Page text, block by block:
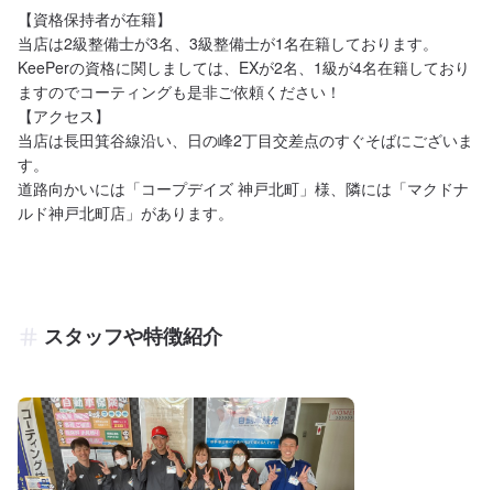
【資格保持者が在籍】
当店は2級整備士が3名、3級整備士が1名在籍しております。
KeePerの資格に関しましては、EXが2名、1級が4名在籍しており
ますのでコーティングも是非ご依頼ください！
【アクセス】
当店は長田箕谷線沿い、日の峰2丁目交差点のすぐそばにございま
す。
道路向かいには「コープデイズ 神戸北町」様、隣には「マクドナ
ルド神戸北町店」があります。
スタッフや特徴紹介